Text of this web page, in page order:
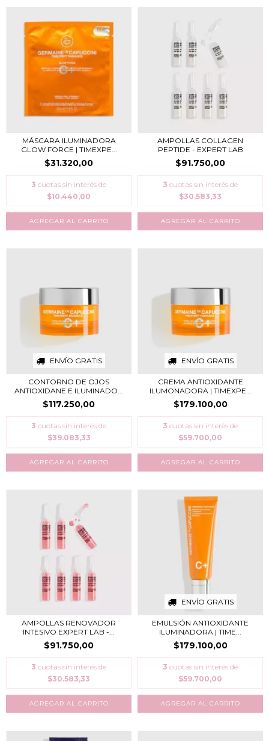
MÁSCARA ILUMINADORA
GLOW FORCE | TIMEXPE...
$31.320,00
3 cuotas sin interés de
$10.440,00
AMPOLLAS COLLAGEN
PEPTIDE - EXPERT LAB
$91.750,00
3 cuotas sin interés de
$30.583,33
ENVÍO GRATIS
CONTORNO DE OJOS
ANTIOXIDANE E ILUMINADO...
$117.250,00
3 cuotas sin interés de
$39.083,33
ENVÍO GRATIS
CREMA ANTIOXIDANTE
ILUMONADORA | TIMEXPE...
$179.100,00
3 cuotas sin interés de
$59.700,00
AMPOLLAS RENOVADOR
INTESIVO EXPERT LAB -...
$91.750,00
3 cuotas sin interés de
$30.583,33
ENVÍO GRATIS
EMULSIÓN ANTIOXIDANTE
ILUMINADORA | TIME...
$179.100,00
3 cuotas sin interés de
$59.700,00